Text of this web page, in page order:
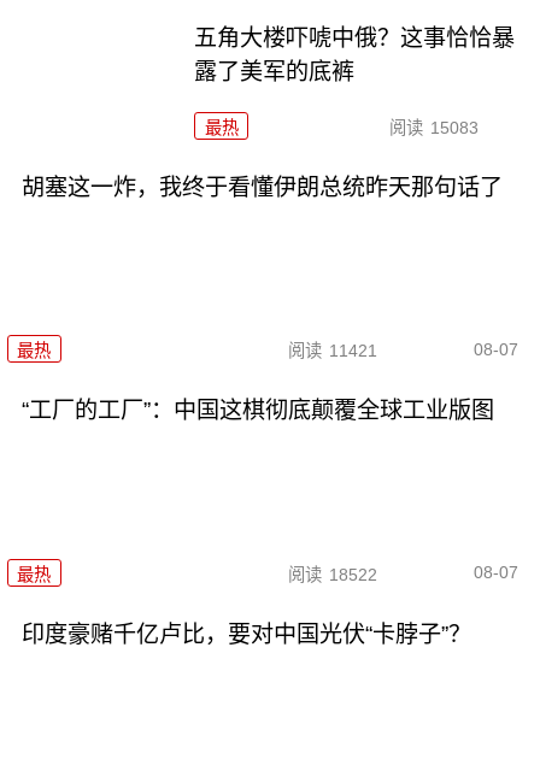
五角大楼吓唬中俄？这事恰恰暴
露了美军的底裤
最热 阅读 15083
胡塞这一炸，我终于看懂伊朗总统昨天那句话了
最热 阅读 11421 08-07
“工厂的工厂”：中国这棋彻底颠覆全球工业版图
最热 阅读 18522 08-07
印度豪赌千亿卢比，要对中国光伏“卡脖子”？